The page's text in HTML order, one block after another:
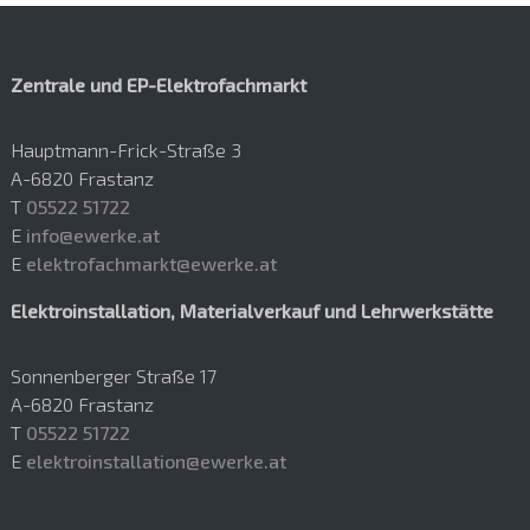
Zentrale und EP-Elektrofachmarkt
Hauptmann-Frick-Straße 3
A-6820 Frastanz
T 05522 51722
E info@ewerke.at
E elektrofachmarkt@ewerke.at
Elektroinstallation, Materialverkauf und Lehrwerkstätte
Sonnenberger Straße 17
A-6820 Frastanz
T 05522 51722
E elektroinstallation@ewerke.at